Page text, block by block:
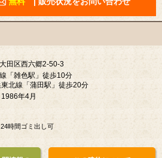
田区西六郷2-50-3
「雑色駅」徒歩10分
北線「蒲田駅」徒歩20分
1986年4月
24時間ゴミ出し可